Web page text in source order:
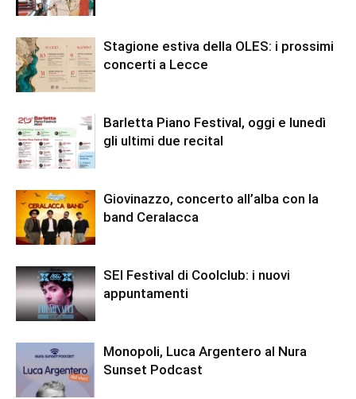
Stagione estiva della OLES: i prossimi
concerti a Lecce
Barletta Piano Festival, oggi e lunedì
gli ultimi due recital
Giovinazzo, concerto all’alba con la
band Ceralacca
SEI Festival di Coolclub: i nuovi
appuntamenti
Monopoli, Luca Argentero al Nura
Sunset Podcast